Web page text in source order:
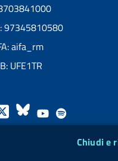
Chiudi e
97345810580
aifa_rm
UFE1TR
X
B
l
Y
o
l
a